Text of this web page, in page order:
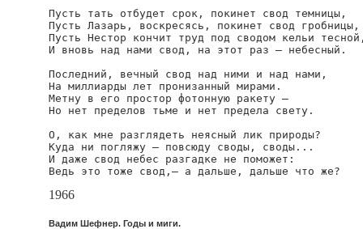
Пусть тать отбудет срок, покинет свод темницы,
Пусть Лазарь, воскресясь, покинет свод гробницы,
Пусть Нестор кончит труд под сводом кельи
И вновь над нами свод, на этот раз — небесный.
Последний, вечный свод над ними и над нами,
На миллиарды лет пронизанный мирами.
Метну в его простор фотонную ракету —
Но нет пределов тьме и нет предела свету.
О, как мне разглядеть неясный лик природы?
Куда ни погляжу — повсюду своды, своды...
И даже свод небес разгадке не поможет:
Ведь это тоже свод,— а дальше, дальше что же?
1966
Вадим Шефнер. Годы и миги.